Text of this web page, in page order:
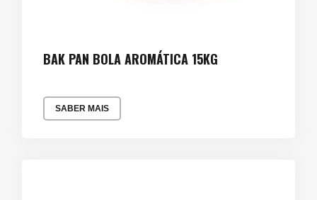
BAK PAN BOLA AROMÁTICA 15KG
SABER MAIS